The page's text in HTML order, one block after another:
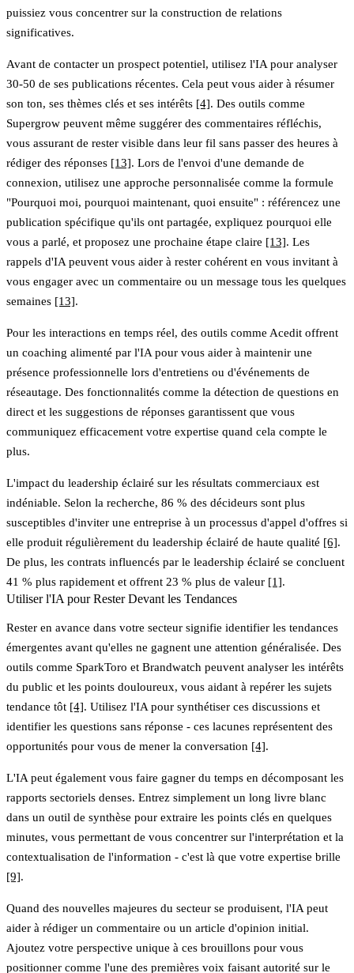
puissiez vous concentrer sur la construction de relations
significatives.
Avant de contacter un prospect potentiel, utilisez l'IA pour analyser
30-50 de ses publications récentes. Cela peut vous aider à résumer
son ton, ses thèmes clés et ses intérêts [4]. Des outils comme
Supergrow peuvent même suggérer des commentaires réfléchis,
vous assurant de rester visible dans leur fil sans passer des heures à
rédiger des réponses [13]. Lors de l'envoi d'une demande de
connexion, utilisez une approche personnalisée comme la formule
"Pourquoi moi, pourquoi maintenant, quoi ensuite" : référencez une
publication spécifique qu'ils ont partagée, expliquez pourquoi elle
vous a parlé, et proposez une prochaine étape claire [13]. Les
rappels d'IA peuvent vous aider à rester cohérent en vous invitant à
vous engager avec un commentaire ou un message tous les quelques
semaines [13].
Pour les interactions en temps réel, des outils comme Acedit offrent
un coaching alimenté par l'IA pour vous aider à maintenir une
présence professionnelle lors d'entretiens ou d'événements de
réseautage. Des fonctionnalités comme la détection de questions en
direct et les suggestions de réponses garantissent que vous
communiquez efficacement votre expertise quand cela compte le
plus.
L'impact du leadership éclairé sur les résultats commerciaux est
indéniable. Selon la recherche, 86 % des décideurs sont plus
susceptibles d'inviter une entreprise à un processus d'appel d'offres si
elle produit régulièrement du leadership éclairé de haute qualité [6].
De plus, les contrats influencés par le leadership éclairé se concluent
41 % plus rapidement et offrent 23 % plus de valeur [1].
Utiliser l'IA pour Rester Devant les Tendances
Rester en avance dans votre secteur signifie identifier les tendances
émergentes avant qu'elles ne gagnent une attention généralisée. Des
outils comme SparkToro et Brandwatch peuvent analyser les intérêts
du public et les points douloureux, vous aidant à repérer les sujets
tendance tôt [4]. Utilisez l'IA pour synthétiser ces discussions et
identifier les questions sans réponse - ces lacunes représentent des
opportunités pour vous de mener la conversation [4].
L'IA peut également vous faire gagner du temps en décomposant les
rapports sectoriels denses. Entrez simplement un long livre blanc
dans un outil de synthèse pour extraire les points clés en quelques
minutes, vous permettant de vous concentrer sur l'interprétation et la
contextualisation de l'information - c'est là que votre expertise brille
[9].
Quand des nouvelles majeures du secteur se produisent, l'IA peut
aider à rédiger un commentaire ou un article d'opinion initial.
Ajoutez votre perspective unique à ces brouillons pour vous
positionner comme l'une des premières voix faisant autorité sur le